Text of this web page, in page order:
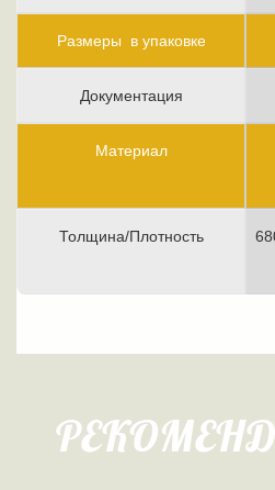
Размеры в упаковке
Документация
Материал
Толщина/Плотность